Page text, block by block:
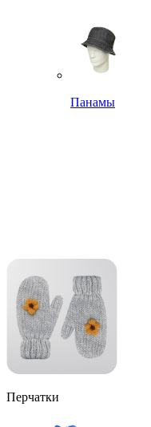
Панамы
Перчатки